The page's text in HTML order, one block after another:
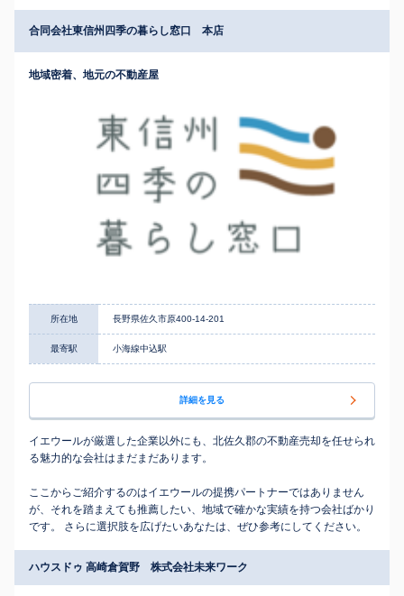
合同会社東信州四季の暮らし窓口 本店
地域密着、地元の不動産屋
所在地 長野県佐久市原400-14-201
最寄駅 小海線中込駅
詳細を見る
イエウールが厳選した企業以外にも、北佐久郡の不動産売却を任せられ
る魅力的な会社はまだまだあります。
ここからご紹介するのはイエウールの提携パートナーではありません
が、それを踏まえても推薦したい、地域で確かな実績を持つ会社ばかり
です。 さらに選択肢を広げたいあなたは、ぜひ参考にしてください。
ハウスドゥ 高崎倉賀野 株式会社未来ワーク